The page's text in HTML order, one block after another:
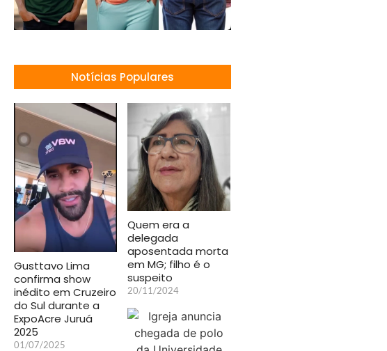
Notícias Populares
Gusttavo Lima
confirma show
inédito em Cruzeiro
do Sul durante a
ExpoAcre Juruá
2025
01/07/2025
Quem era a
delegada
aposentada morta
em MG; filho é o
suspeito
20/11/2024